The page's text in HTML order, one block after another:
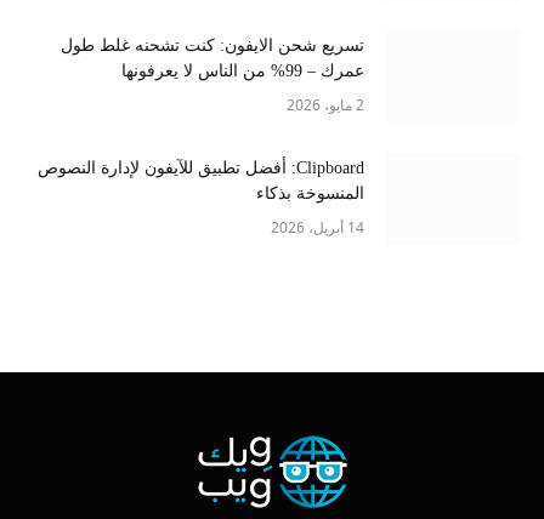
تسريع شحن الايفون: كنت تشحنه غلط طول
عمرك – 99% من الناس لا يعرفونها
2 مايو، 2026
Clipboard: أفضل تطبيق للآيفون لإدارة النصوص
المنسوخة بذكاء
14 أبريل، 2026